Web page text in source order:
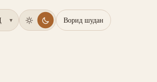
▾ Ворид шудан